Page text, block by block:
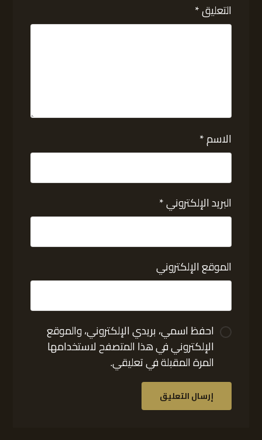
التعليق*
الاسم*
البريد الإلكتروني*
الموقع الإلكتروني
احفظ اسمي، بريدي الإلكتروني، والموقع
الإلكتروني في هذا المتصفح لاستخدامها
المرة المقبلة في تعليقي.